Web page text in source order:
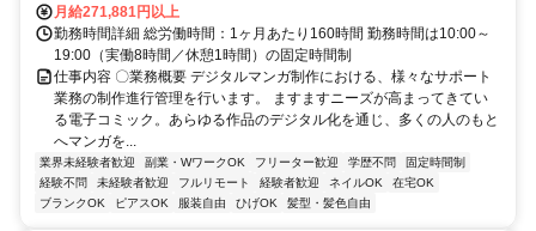
月給271,881円以上
勤務時間詳細 総労働時間：1ヶ月あたり160時間 勤務時間は10:00～
19:00（実働8時間／休憩1時間）の固定時間制
仕事内容 〇業務概要 デジタルマンガ制作における、様々なサポート
業務の制作進行管理を行います。 ますますニーズが高まってきてい
る電子コミック。あらゆる作品のデジタル化を通じ、多くの人のもと
へマンガを...
業界未経験者歓迎 副業・WワークOK フリーター歓迎 学歴不問
固定時間制
経験不問
未経験者歓迎 フルリモート 経験者歓迎 ネイルOK
在宅OK
ブランクOK
ピアスOK 服装自由 ひげOK 髪型・髪色自由